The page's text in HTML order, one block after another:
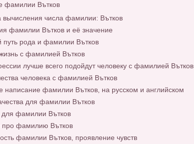
фамилии Вътков
числа фамилии: Вътков
фамилии Вътков и её значение
рода и фамилии Вътков
с фамилией Вътков
лучше всего подойдут человеку с фамилией Вътков
человека с фамилией Вътков
написание фамилии Вътков, на русском и английском
для фамилии Вътков
фамилии Вътков
про фамилию Вътков
фамилии Вътков, проявление чувств